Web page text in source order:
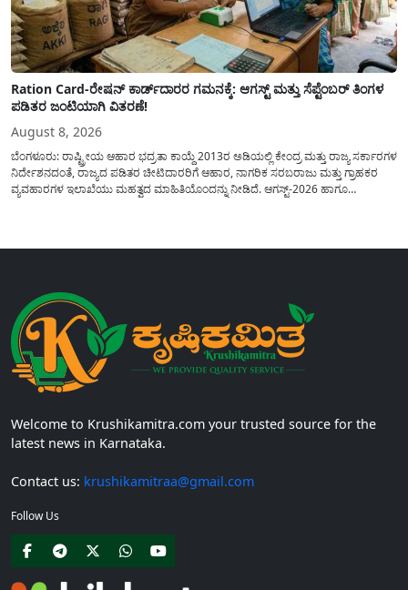
Ration Card-ರೇಷನ್ ಕಾರ್ಡ್‍ದಾರರ ಗಮನಕ್ಕೆ: ಆಗಸ್ಟ್ ಮತ್ತು ಸೆಪ್ಟೆಂಬರ್ ತಿಂಗಳ
ಪಡಿತರ ಜಂಟಿಯಾಗಿ ವಿತರಣೆ!
August 8, 2026
ಬೆಂಗಳೂರು: ರಾಷ್ಟ್ರೀಯ ಆಹಾರ ಭದ್ರತಾ ಕಾಯ್ದೆ 2013ರ ಅಡಿಯಲ್ಲಿ ಕೇಂದ್ರ ಮತ್ತು ರಾಜ್ಯ ಸರ್ಕಾರಗಳ
ನಿರ್ದೇಶನದಂತೆ, ರಾಜ್ಯದ ಪಡಿತರ ಚೀಟಿದಾರರಿಗೆ ಆಹಾರ, ನಾಗರಿಕ ಸರಬರಾಜು ಮತ್ತು ಗ್ರಾಹಕರ
ವ್ಯವಹಾರಗಳ ಇಲಾಖೆಯು ಮಹತ್ವದ ಮಾಹಿತಿಯೊಂದನ್ನು ನೀಡಿದೆ. ಆಗಸ್ಟ್-2026 ಹಾಗೂ
Welcome to Krushikamitra.com your trusted source for the
latest news in Karnataka.
Contact us: krushikamitraa@gmail.com
Follow Us